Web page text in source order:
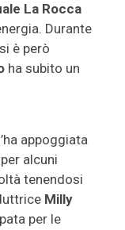
La Rocca
Durante
è però
ha subito un
appoggiata
alcuni
tenendosi
Milly
per le